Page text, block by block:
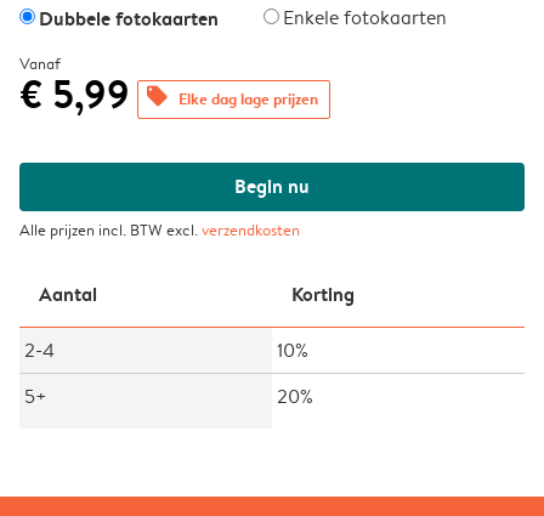
Dubbele fotokaarten Enkele fotokaarten
Vanaf
€ 5,99 offers Elke dag lage prijzen
Begin nu
Alle prijzen incl. BTW excl.verzendkosten
Aantal Korting
2-4
10%
5+
20%